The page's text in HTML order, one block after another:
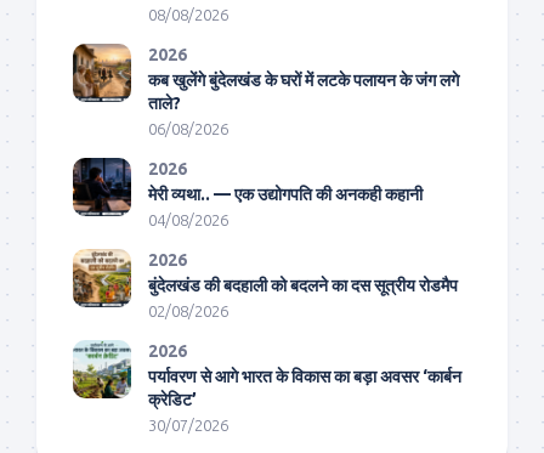
08/08/2026
2026
कब खुलेंगे बुंदेलखंड के घरों में लटके पलायन के जंग लगे
ताले?
06/08/2026
2026
मेरी व्यथा.. — एक उद्योगपति की अनकही कहानी
04/08/2026
2026
बुंदेलखंड की बदहाली को बदलने का दस सूत्रीय रोडमैप
02/08/2026
2026
पर्यावरण से आगे भारत के विकास का बड़ा अवसर ‘कार्बन
क्रेडिट’
30/07/2026